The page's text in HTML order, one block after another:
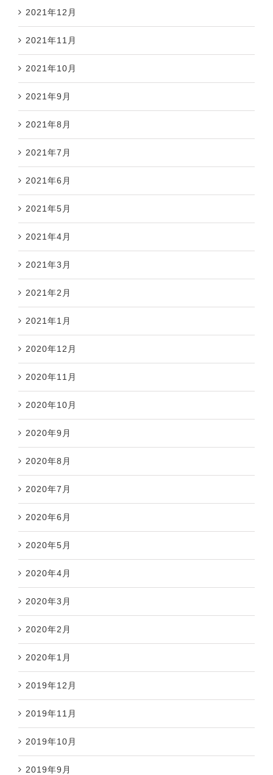
2021年12月
2021年11月
2021年10月
2021年9月
2021年8月
2021年7月
2021年6月
2021年5月
2021年4月
2021年3月
2021年2月
2021年1月
2020年12月
2020年11月
2020年10月
2020年9月
2020年8月
2020年7月
2020年6月
2020年5月
2020年4月
2020年3月
2020年2月
2020年1月
2019年12月
2019年11月
2019年10月
2019年9月